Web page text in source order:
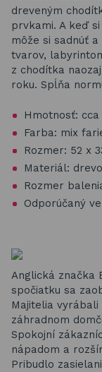
dreveným
prvkami. A keď
môže si sadnúť
tvarov,
z chodítka
roku. Spĺňa
Hmotnosť: cca
Farba: mix
Rozmer: 52 x
Materiál:
Rozmer
Odporúčaný
Anglická značka
spočiatku sa
Majitelia
záhradnom
Spokojní
nápadom a
Pribudlo